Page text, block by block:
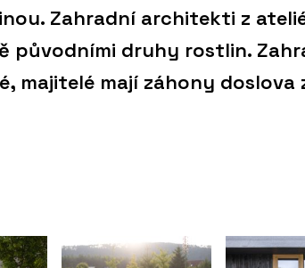
Zahradní architekti z
původními druhy rostlin.
majitelé mají záhony doslova